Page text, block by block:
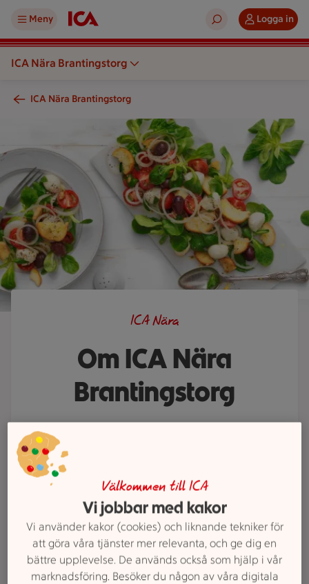
Meny Logga in
ICA Nära Brantingstorg
ICA Nära Brantingstorg
En sallad med grönsaker serveras på en tallrik och ett
Om ICA Nära
Brantingstorg
ICA Nära
mat och hjälper gärna till med att
visa vägen till dina favoritvaror.
Behöver du ett middagstips eller
saknar du något i våra hyllor? Prata
med oss. Vi finns här för att göra
din vecka lite enklare och mycket
godare.
Välkommen till ICA
Vi jobbar med kakor
Vi använder kakor (cookies) och liknande tekniker för
att göra våra tjänster mer relevanta, och ge dig en
bättre upplevelse. De används också som hjälp i vår
marknadsföring. Besöker du någon av våra digitala